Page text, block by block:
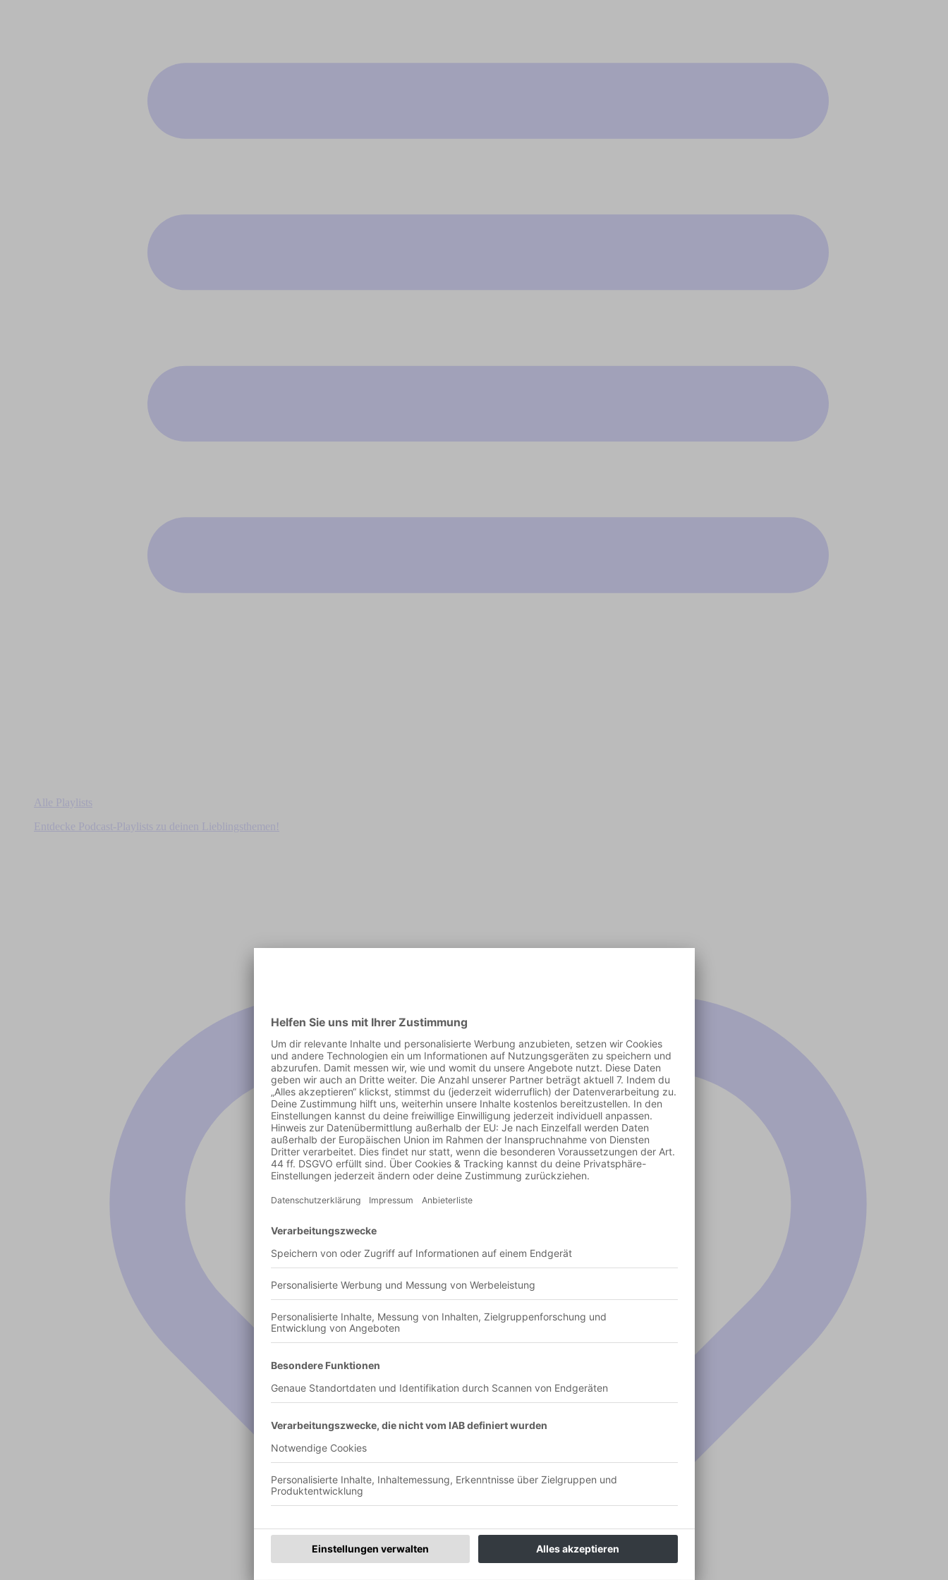
Alle Playlists
Entdecke Podcast-Playlists zu deinen Lieblingsthemen!